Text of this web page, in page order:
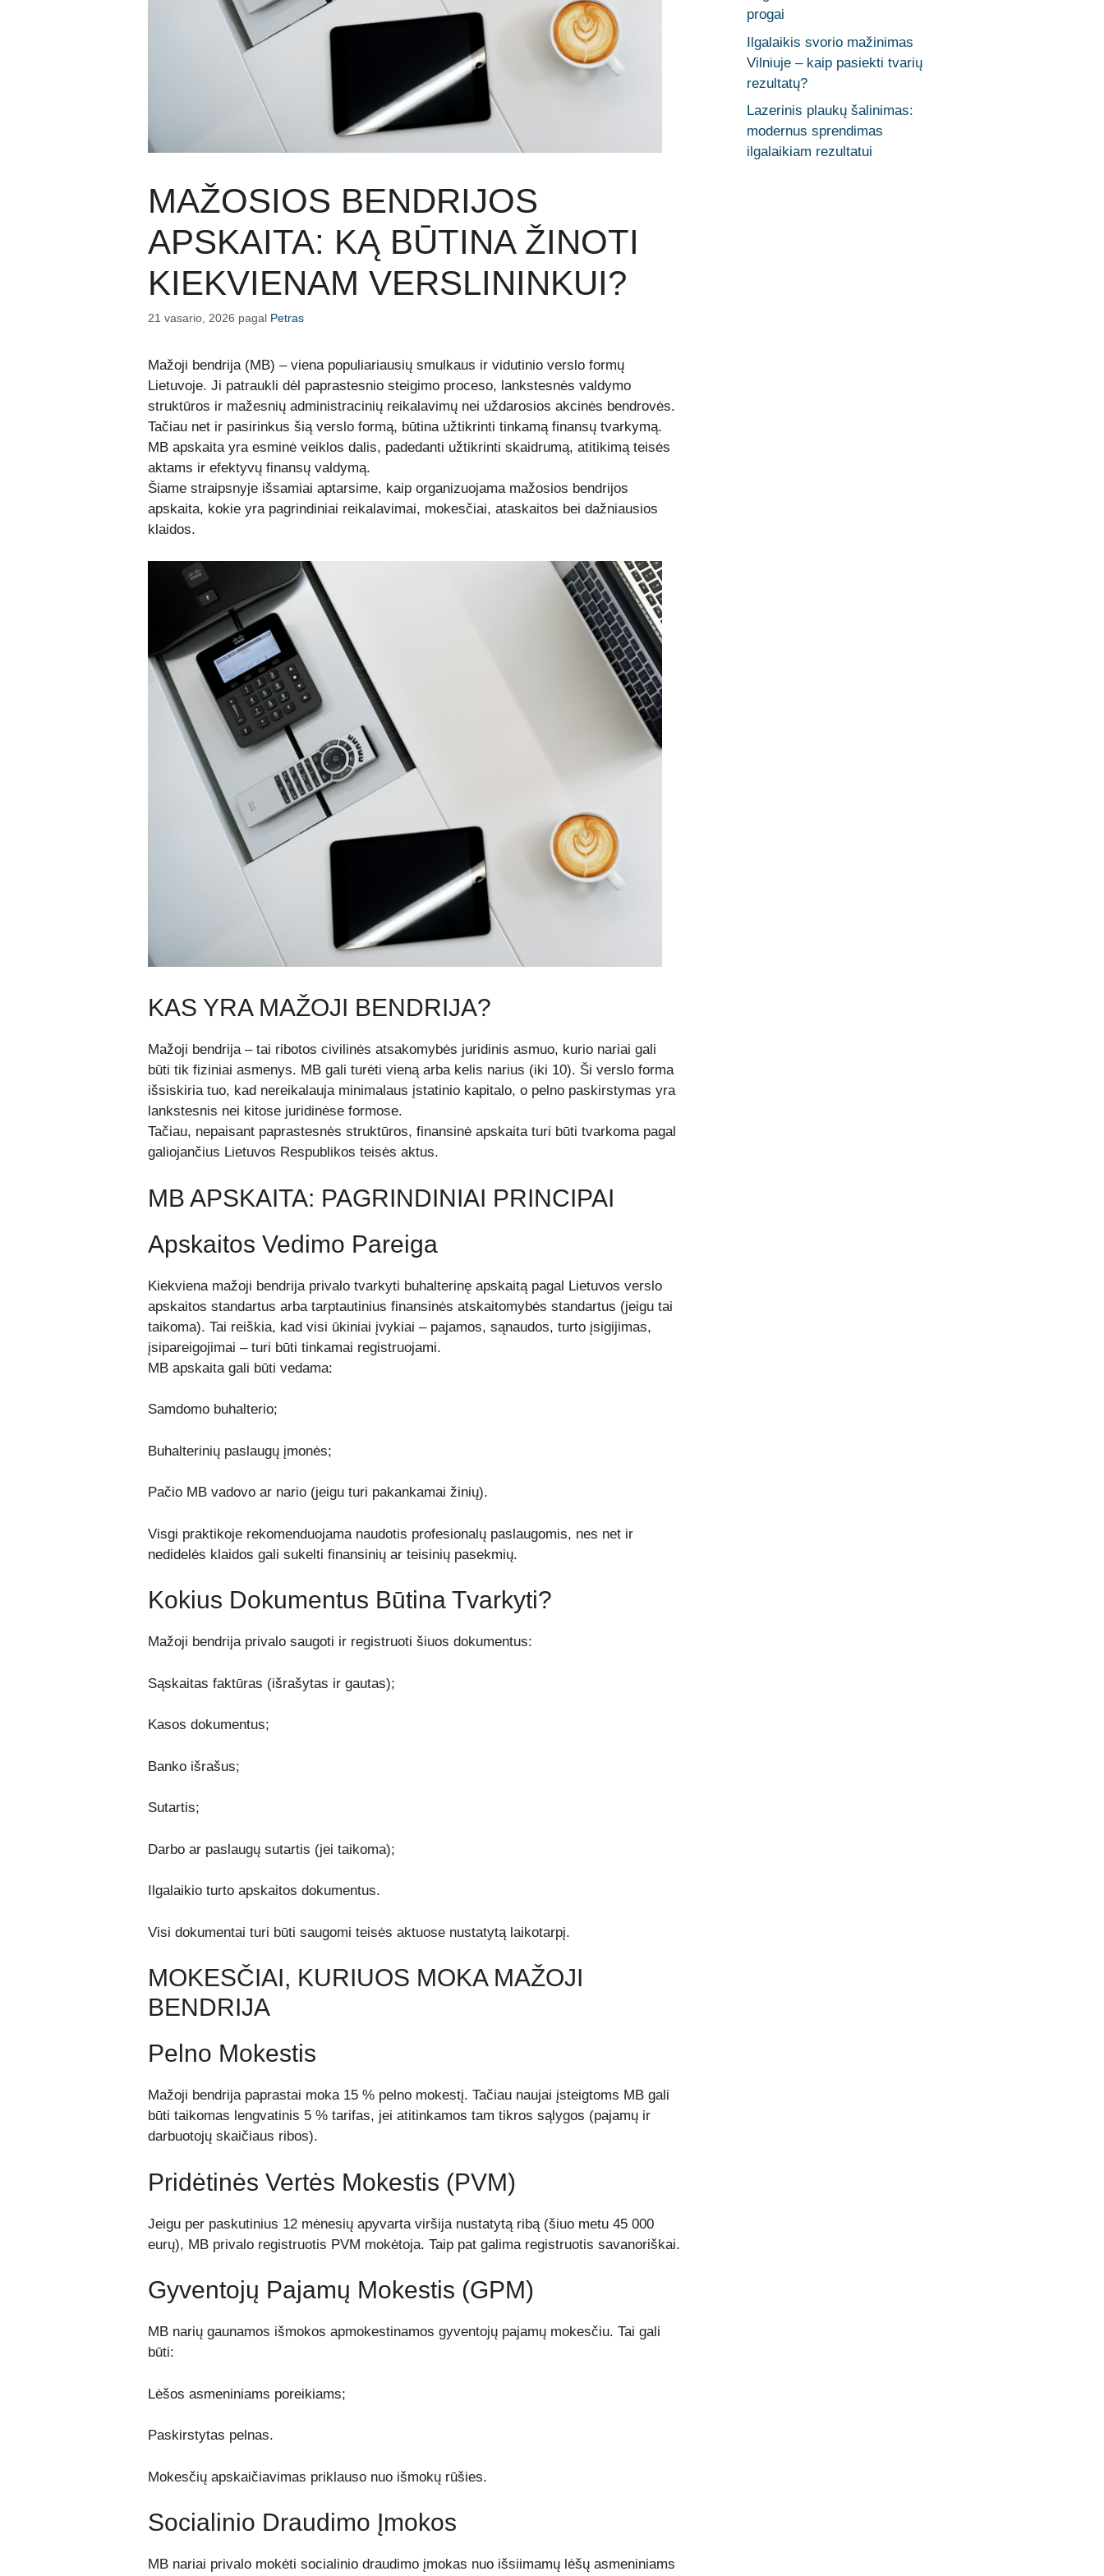
MAŽOSIOS BENDRIJOS
APSKAITA: KĄ BŪTINA ŽINOTI
KIEKVIENAM VERSLININKUI?
21 vasario, 2026 pagal Petras
Mažoji bendrija (MB) – viena populiariausių smulkaus ir vidutinio verslo formų
Lietuvoje. Ji patraukli dėl paprastesnio steigimo proceso, lankstesnės valdymo
struktūros ir mažesnių administracinių reikalavimų nei uždarosios akcinės bendrovės.
Tačiau net ir pasirinkus šią verslo formą, būtina užtikrinti tinkamą finansų tvarkymą.
MB apskaita yra esminė veiklos dalis, padedanti užtikrinti skaidrumą, atitikimą teisės
aktams ir efektyvų finansų valdymą.
Šiame straipsnyje išsamiai aptarsime, kaip organizuojama mažosios bendrijos
apskaita, kokie yra pagrindiniai reikalavimai, mokesčiai, ataskaitos bei dažniausios
klaidos.
KAS YRA MAŽOJI BENDRIJA?
Mažoji bendrija – tai ribotos civilinės atsakomybės juridinis asmuo, kurio nariai gali
būti tik fiziniai asmenys. MB gali turėti vieną arba kelis narius (iki 10). Ši verslo forma
išsiskiria tuo, kad nereikalauja minimalaus įstatinio kapitalo, o pelno paskirstymas yra
lankstesnis nei kitose juridinėse formose.
Tačiau, nepaisant paprastesnės struktūros, finansinė apskaita turi būti tvarkoma pagal
galiojančius Lietuvos Respublikos teisės aktus.
MB APSKAITA: PAGRINDINIAI PRINCIPAI
Apskaitos Vedimo Pareiga
Kiekviena mažoji bendrija privalo tvarkyti buhalterinę apskaitą pagal Lietuvos verslo
apskaitos standartus arba tarptautinius finansinės atskaitomybės standartus (jeigu tai
taikoma). Tai reiškia, kad visi ūkiniai įvykiai – pajamos, sąnaudos, turto įsigijimas,
įsipareigojimai – turi būti tinkamai registruojami.
MB apskaita gali būti vedama:
Samdomo buhalterio;
Buhalterinių paslaugų įmonės;
Pačio MB vadovo ar nario (jeigu turi pakankamai žinių).
Visgi praktikoje rekomenduojama naudotis profesionalų paslaugomis, nes net ir
nedidelės klaidos gali sukelti finansinių ar teisinių pasekmių.
Kokius Dokumentus Būtina Tvarkyti?
Mažoji bendrija privalo saugoti ir registruoti šiuos dokumentus:
Sąskaitas faktūras (išrašytas ir gautas);
Kasos dokumentus;
Banko išrašus;
Sutartis;
Darbo ar paslaugų sutartis (jei taikoma);
Ilgalaikio turto apskaitos dokumentus.
Visi dokumentai turi būti saugomi teisės aktuose nustatytą laikotarpį.
MOKESČIAI, KURIUOS MOKA MAŽOJI
BENDRIJA
Pelno Mokestis
Mažoji bendrija paprastai moka 15 % pelno mokestį. Tačiau naujai įsteigtoms MB gali
būti taikomas lengvatinis 5 % tarifas, jei atitinkamos tam tikros sąlygos (pajamų ir
darbuotojų skaičiaus ribos).
Pridėtinės Vertės Mokestis (PVM)
Jeigu per paskutinius 12 mėnesių apyvarta viršija nustatytą ribą (šiuo metu 45 000
eurų), MB privalo registruotis PVM mokėtoja. Taip pat galima registruotis savanoriškai.
Gyventojų Pajamų Mokestis (GPM)
MB narių gaunamos išmokos apmokestinamos gyventojų pajamų mokesčiu. Tai gali
būti:
Lėšos asmeniniams poreikiams;
Paskirstytas pelnas.
Mokesčių apskaičiavimas priklauso nuo išmokų rūšies.
Socialinio Draudimo Įmokos
MB nariai privalo mokėti socialinio draudimo įmokas nuo išsiimamų lėšų asmeniniams
progai
Ilgalaikis svorio mažinimas
Vilniuje – kaip pasiekti tvarių
rezultatų?
Lazerinis plaukų šalinimas:
modernus sprendimas
ilgalaikiam rezultatui